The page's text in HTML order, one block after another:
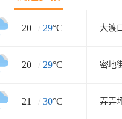
20 / 29°C 大渡
20 / 29°C 密地
21 / 30°C 弄弄